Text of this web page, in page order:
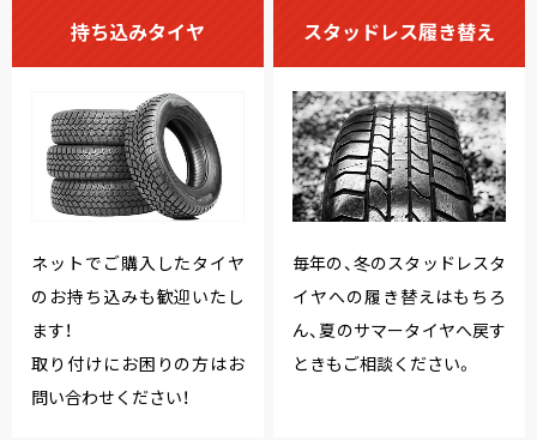
持ち込みタイヤ
ネットでご購入したタイヤ
のお持ち込みも歓迎いたし
ます！
取り付けにお困りの方はお
問い合わせください！
スタッドレス履き替え
毎年の、冬のスタッドレスタ
イヤへの履き替えはもちろ
ん、夏のサマータイヤへ戻す
ときもご相談ください。